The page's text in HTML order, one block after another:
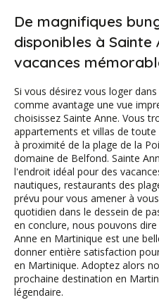
De magnifiques
disponibles à Sainte
vacances
Si vous désirez vous loger
comme avantage une vue
choisissez Sainte Anne. Vous
appartements et villas de
à proximité de la plage de la
domaine de Belfond. Sainte
l'endroit idéal pour des
nautiques, restaurants des
prévu pour vous amener à
quotidien dans le dessein de
en conclure, nous pouvons
Anne en Martinique est une
donner entière satisfaction
en Martinique. Adoptez alors
prochaine destination en
légendaire.